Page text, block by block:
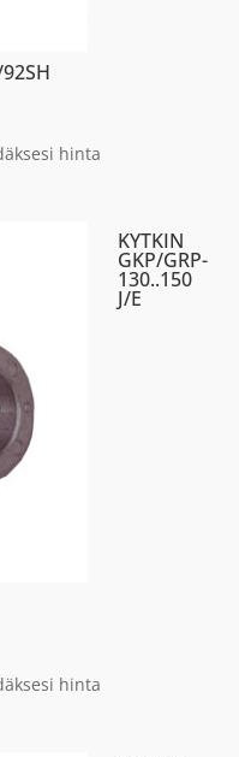
hinta
KYTKIN
GKP/GRP-
130..150
J/E
hinta